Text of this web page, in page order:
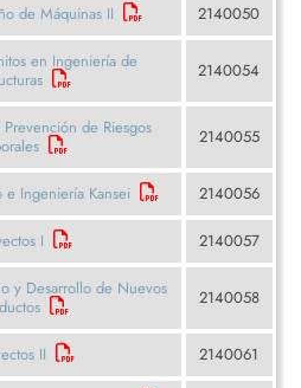
de Máquinas II 2140050
en Ingeniería de
2140054
de Riesgos
2140055
e Ingeniería Kansei 2140056
I 2140057
y Desarrollo de Nuevos
2140058
II 2140061